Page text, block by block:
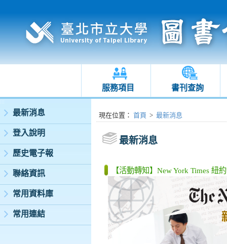
服務項目 書刊查詢
:::
最新消息
登入說明
歷史電子報
聯絡資訊
常用資料庫
常用連結
:::現在位置 ： 首頁 > 最新消息
最新消息
【活動轉知】New York Times 紐